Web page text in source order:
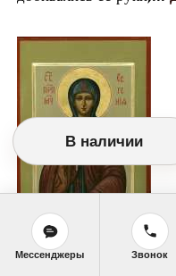
В наличии
Мессенджеры Звонок